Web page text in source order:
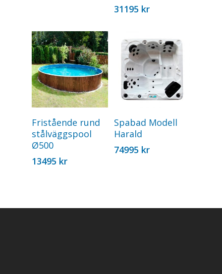
31195 kr
Add To Cart
Fristående rund
stålväggspool
Ø500
13495 kr
Add To Cart
Spabad Modell
Harald
74995 kr